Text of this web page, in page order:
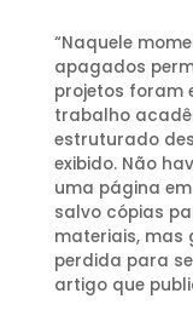
“Naquele
apagados
projetos foram
trabalho
estruturado
exibido. Não
uma página
salvo cópias
materiais, mas
perdida para
artigo que